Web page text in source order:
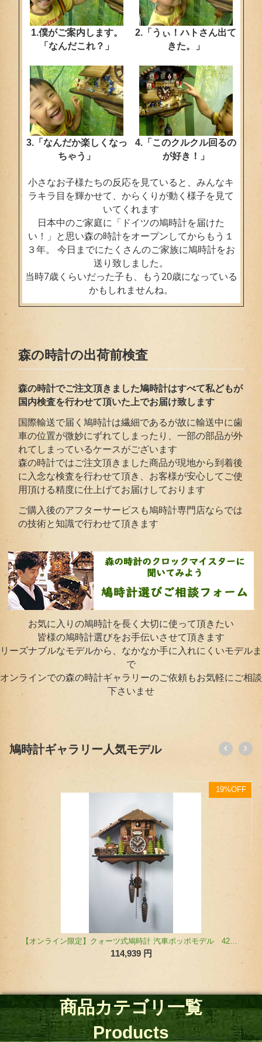
1.僕がご案内します。
「なんだこれ？」
2.「うぃ！ハトさん出て
きた。」
3.「なんだか楽しくなっ
ちゃう」
4.「このクルクル回るの
が好き！」
小さなお子様たちの反応を見ていると、みんなキ
ラキラ目を輝かせて、からくりが動く様子を見て
いてくれます
日本中のご家庭に「ドイツの鳩時計を届けた
い！」と思い森の時計をオープンしてからもう１
３年。 今日までにたくさんのご家族に鳩時計をお
送り致しました。
当時7歳くらいだった子も、もう20歳になっている
かもしれませんね。
森の時計の出荷前検査
森の時計でご注文頂きました鳩時計はすべて私どもが
国内検査を行わせて頂いた上でお届け致します
国際輸送で届く鳩時計は繊細であるが故に輸送中に歯
車の位置が微妙にずれてしまったり、一部の部品が外
れてしまっているケースがございます
森の時計ではご注文頂きました商品が現地から到着後
に入念な検査を行わせて頂き、お客様が安心してご使
用頂ける精度に仕上げてお届けしております
ご購入後のアフターサービスも鳩時計専門店ならでは
の技術と知識で行わせて頂きます
お気に入りの鳩時計を長く大切に使って頂きたい
皆様の鳩時計選びをお手伝いさせて頂きます
リーズナブルなモデルから、なかなか手に入れにくいモデルま
で
オンラインでの森の時計ギャラリーのご依頼もお気軽にご相談
下さいませ
鳩時計ギャラリー人気モデル
13%OFF
【待望の新作スケルトンモデル】山小屋鳩時計 1日巻 EN240（小型）
77,000 円
商品カテゴリ一覧
Products